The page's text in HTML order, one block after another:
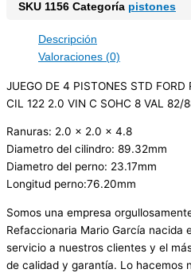
SKU 1156 Categoría pistones
Descripción
Valoraciones (0)
JUEGO DE 4 PISTONES STD FORD
CIL 122 2.0 VIN C SOHC 8 VAL 82/
Ranuras: 2.0 x 2.0 x 4.8
Diametro del cilindro: 89.32mm
Diametro del perno: 23.17mm
Longitud perno:76.20mm
Somos una empresa
Refaccionaria Mario García nacida
servicio a nuestros clientes y el
de calidad y garantía. Lo hacemos